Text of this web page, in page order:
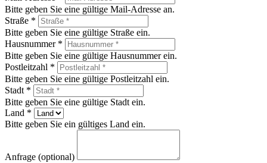
Bitte geben Sie eine gültige Mail-Adresse an.
Straße *
Bitte geben Sie eine gültige Straße ein.
Hausnummer *
Bitte geben Sie eine gültige Hausnummer ein.
Postleitzahl *
Bitte geben Sie eine gültige Postleitzahl ein.
Stadt *
Bitte geben Sie eine gültige Stadt ein.
Land *
Bitte geben Sie ein gültiges Land ein.
Anfrage (optional)